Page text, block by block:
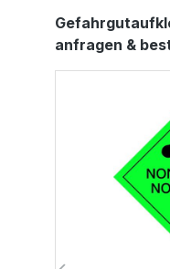
Produktgalerie
anfragen &